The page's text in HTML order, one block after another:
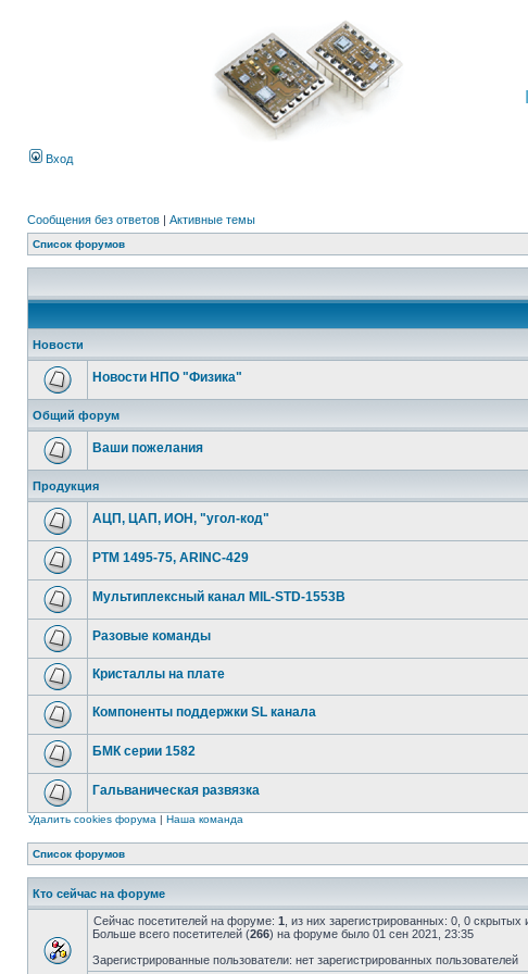
Вход
Сообщения без ответов | Активные темы
Список форумов
Новости
Новости НПО "Физика"
Общий форум
Ваши пожелания
Продукция
АЦП, ЦАП, ИОН, "угол-код"
РТМ 1495-75, ARINC-429
Мультиплексный канал MIL-STD-1553B
Разовые команды
Кристаллы на плате
Компоненты поддержки SL канала
БМК серии 1582
Гальваническая развязка
Удалить cookies форума | Наша команда
Список форумов
Кто сейчас на форуме
Сейчас посетителей на форуме: 1 , из них зарегистрированных: 0, 0
Больше всего посетителей (266) на форуме было 01 сен 2021, 23:35
Зарегистрированные пользователи: нет зарегистрированных пользователей